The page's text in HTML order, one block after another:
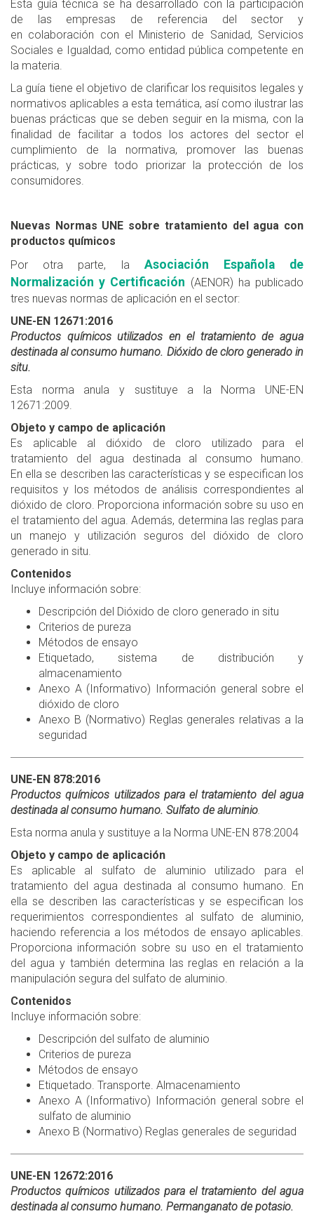
Esta guía técnica se ha desarrollado con la participación
de las empresas de referencia del sector y
en colaboración con el Ministerio de Sanidad, Servicios
Sociales e Igualdad, como entidad pública competente en
la materia.
La guía tiene el objetivo de clarificar los requisitos legales y
normativos aplicables a esta temática, así como ilustrar las
buenas prácticas que se deben seguir en la misma, con la
finalidad de facilitar a todos los actores del sector el
cumplimiento de la normativa, promover las buenas
prácticas, y sobre todo priorizar la protección de los
consumidores.
Nuevas Normas UNE sobre tratamiento del agua con
productos químicos
Por otra parte, la Asociación Española de
Normalización y Certificación (AENOR) ha publicado
tres nuevas normas de aplicación en el sector:
UNE-EN 12671:2016
Productos químicos utilizados en el tratamiento de agua
destinada al consumo humano. Dióxido de cloro generado in
situ.
Esta norma anula y sustituye a la Norma UNE-EN
12671:2009.
Objeto y campo de aplicación
Es aplicable al dióxido de cloro utilizado para el
tratamiento del agua destinada al consumo humano.
En ella se describen las características y se especifican los
requisitos y los métodos de análisis correspondientes al
dióxido de cloro. Proporciona información sobre su uso en
el tratamiento del agua. Además, determina las reglas para
un manejo y utilización seguros del dióxido de cloro
generado in situ.
Contenidos
Incluye información sobre:
Descripción del Dióxido de cloro generado in situ
Criterios de pureza
Métodos de ensayo
Etiquetado, sistema de distribución y
almacenamiento
Anexo A (Informativo) Información general sobre el
dióxido de cloro
Anexo B (Normativo) Reglas generales relativas a la
seguridad
UNE-EN 878:2016
Productos químicos utilizados para el tratamiento del agua
destinada al consumo humano. Sulfato de aluminio
Esta norma anula y sustituye a la Norma UNE-EN 878:2004
Objeto y campo de aplicación
Es aplicable al sulfato de aluminio utilizado para el
tratamiento del agua destinada al consumo humano. En
ella se describen las características y se especifican los
requerimientos correspondientes al sulfato de aluminio,
haciendo referencia a los métodos de ensayo aplicables.
Proporciona información sobre su uso en el tratamiento
del agua y también determina las reglas en relación a la
manipulación segura del sulfato de aluminio.
Contenidos
Incluye información sobre:
Descripción del sulfato de aluminio
Criterios de pureza
Métodos de ensayo
Etiquetado. Transporte. Almacenamiento
Anexo A (Informativo) Información general sobre el
sulfato de aluminio
Anexo B (Normativo) Reglas generales de seguridad
UNE-EN 12672:2016
Productos químicos utilizados para el tratamiento del agua
destinada al consumo humano. Permanganato de potasio.